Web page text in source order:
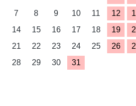
7
8 9 10 11 12
14
15 16 17 18 19
21
22 23 24 25 26
28
29 30 31